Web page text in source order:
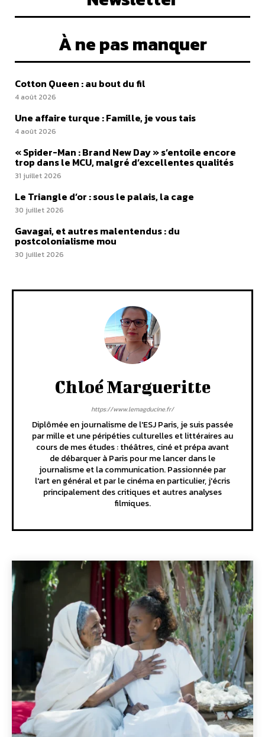
À ne pas manquer
Cotton Queen : au bout du fil
4 août 2026
Une affaire turque : Famille, je vous tais
4 août 2026
« Spider-Man : Brand New Day » s’entoile encore
trop dans le MCU, malgré d’excellentes qualités
31 juillet 2026
Le Triangle d’or : sous le palais, la cage
30 juillet 2026
Gavagai, et autres malentendus : du
postcolonialisme mou
30 juillet 2026
Chloé Margueritte
https://www.lemagducine.fr/
Diplômée en journalisme de l'ESJ Paris, je suis passée
par mille et une péripéties culturelles et littéraires au
cours de mes études : théâtres, ciné et prépa avant
de débarquer à Paris pour me lancer dans le
journalisme et la communication. Passionnée par
l'art en général et par le cinéma en particulier, j'écris
principalement des critiques et autres analyses
filmiques.